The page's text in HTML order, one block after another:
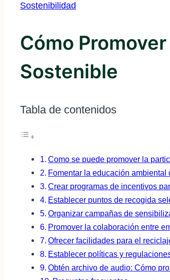
Sostenibilidad
Cómo
Sostenible
Tabla de contenidos
Como se puede promover la
Fomentar la educación ambiental
Crear programas de incentivos
Establecer puntos de recogida
Organizar campañas de
Promover la colaboración entre
Ofrecer facilidades para el
Establecer políticas y
Obtén archivo de audio: Cómo